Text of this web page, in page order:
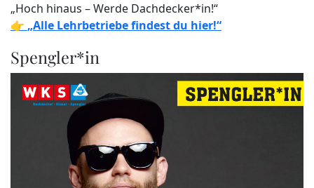
„Hoch hinaus – Werde Dachdecker*in!“
👉 „Alle Lehrbetriebe findest du hier!“
Spengler*in